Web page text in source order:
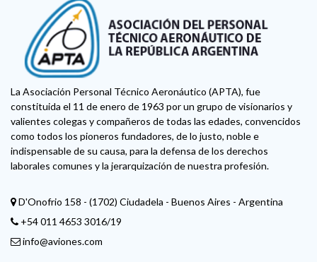
La Asociación Personal Técnico Aeronáutico (APTA), fue
constituida el 11 de enero de 1963 por un grupo de visionarios y
valientes colegas y compañeros de todas las edades, convencidos
como todos los pioneros fundadores, de lo justo, noble e
indispensable de su causa, para la defensa de los derechos
laborales comunes y la jerarquización de nuestra profesión.
D'Onofrio 158 - (1702) Ciudadela - Buenos Aires - Argentina
+54 011 4653 3016/19
info@aviones.com